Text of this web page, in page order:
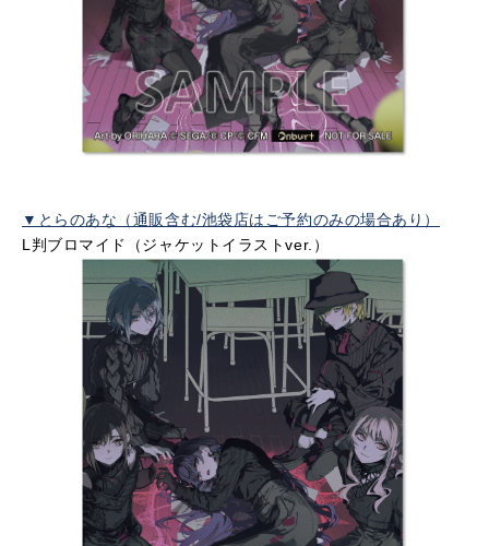
▼とらのあな（通販含む/池袋店はご予約のみの場合あり）
L判ブロマイド（ジャケットイラストver.）